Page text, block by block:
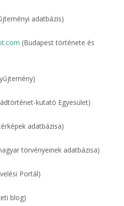
adatbázis)
(Budapest története és
kutató Egyesület)
adatbázisa)
törvényeinek adatbázisa)
Portál)
blog)